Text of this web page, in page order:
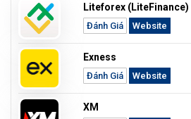
Liteforex (LiteFinance)
Đánh Giá Website
Exness
Đánh Giá Website
XM